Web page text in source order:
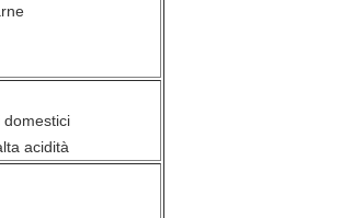
domestici
acidità